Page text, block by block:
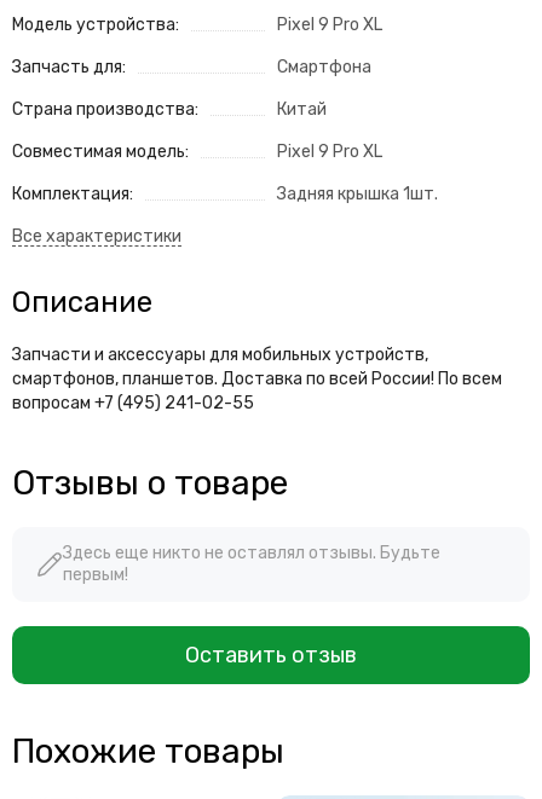
Модель устройства: Pixel 9 Pro XL
Запчасть для: Смартфона
Страна производства: Китай
Совместимая модель: Pixel 9 Pro XL
Комплектация: Задняя крышка 1шт.
Описание
Запчасти и аксессуары для мобильных устройств,
смартфонов, планшетов. Доставка по всей России! По всем
вопросам +7 (495) 241-02-55
Отзывы о товаре
Здесь еще никто не оставлял отзывы. Будьте
первым!
Оставить отзыв
Похожие товары